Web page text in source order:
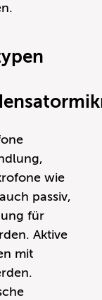
wie
passiv,
für
Aktive
mit